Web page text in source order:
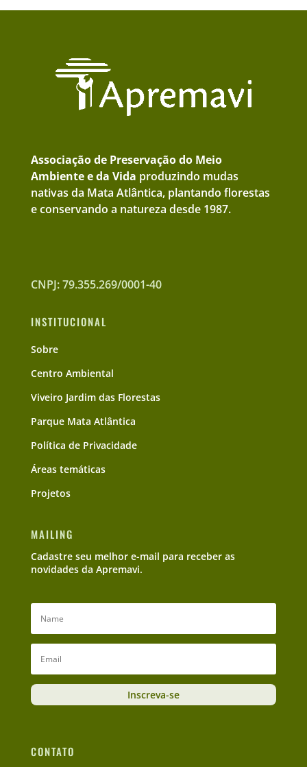
Associação de Preservação do Meio
Ambiente e da Vida produzindo mudas
nativas da Mata Atlântica, plantando florestas
e conservando a natureza desde 1987.
CNPJ: 79.355.269/0001-40
INSTITUCIONAL
Sobre
Centro Ambiental
Viveiro Jardim das Florestas
Parque Mata Atlântica
Política de Privacidade
Áreas temáticas
Projetos
MAILING
Cadastre seu melhor e-mail para receber as
novidades da Apremavi.
Inscreva-se
CONTATO